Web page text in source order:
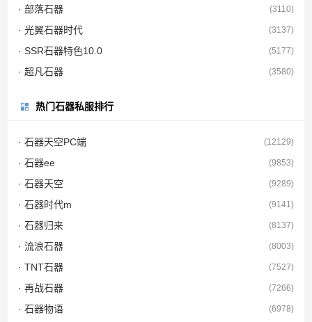
· 部落石器 (3110)
· 光翼石器时代 (3137)
· SSR石器特色10.0 (5177)
· 超凡石器 (3580)
热门石器私服排行
· 石器天空PC端 (12129)
· 石器ee (9853)
· 石器天空 (9289)
· 石器时代m (9141)
· 石器归来 (8137)
· 流浪石器 (8003)
· TNT石器 (7527)
· 再战石器 (7266)
· 石器物语 (6978)